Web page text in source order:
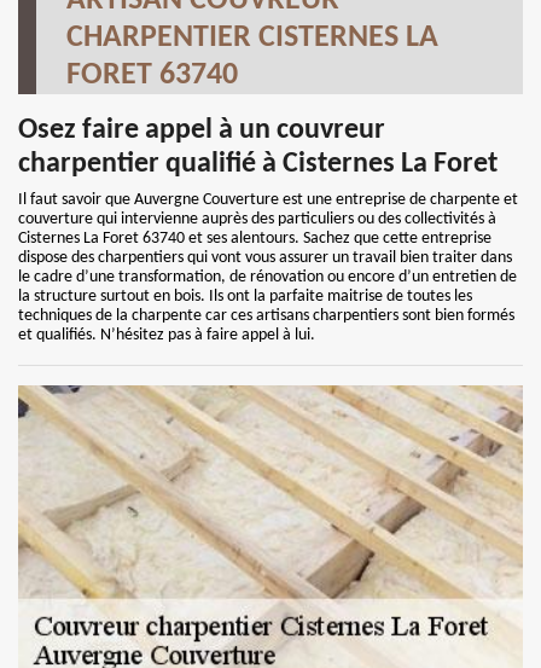
CHARPENTIER CISTERNES LA
FORET 63740
Osez faire appel à un couvreur
charpentier qualifié à Cisternes La Foret
Il faut savoir que Auvergne Couverture est une entreprise de charpente et
couverture qui intervienne auprès des particuliers ou des collectivités à
Cisternes La Foret 63740 et ses alentours. Sachez que cette entreprise
dispose des charpentiers qui vont vous assurer un travail bien traiter dans
le cadre d’une transformation, de rénovation ou encore d’un entretien de
la structure surtout en bois. Ils ont la parfaite maitrise de toutes les
techniques de la charpente car ces artisans charpentiers sont bien formés
et qualifiés. N’hésitez pas à faire appel à lui.